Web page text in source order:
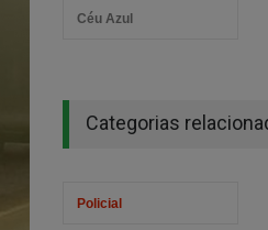
Céu Azul
Categorias
Policial